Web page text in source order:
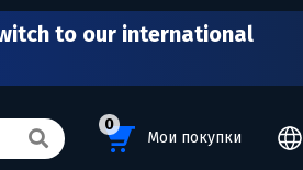
to our international
0
Мои покупки